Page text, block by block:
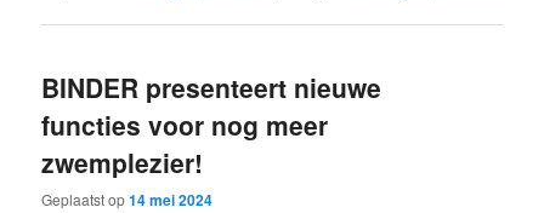
BINDER presenteert nieuwe
functies voor nog meer
zwemplezier!
Geplaatst op14 mei 2024